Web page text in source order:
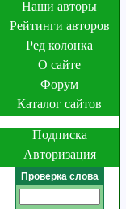
Наши авторы
Рейтинги авторов
Ред колонка
О сайте
Форум
Каталог сайтов
Подписка
Авторизация
Проверка слова